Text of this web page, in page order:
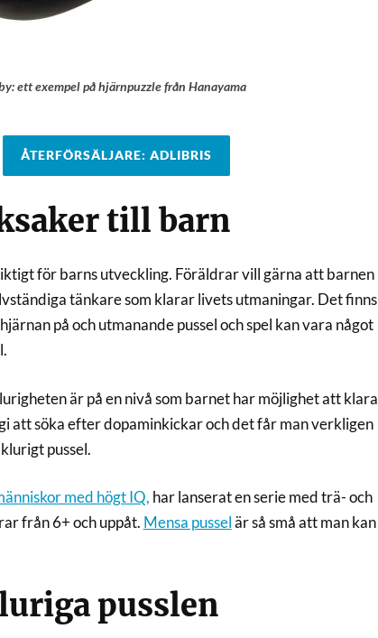
ett exempel på hjärnpuzzle från Hanayama
ÅTERFÖRSÄLJARE: ADLIBRIS
till barn
för barns utveckling. Föräldrar vill gärna att barnen
tänkare som klarar livets utmaningar. Det finns
på och utmanande pussel och spel kan vara något
är på en nivå som barnet har möjlighet att klara
att söka efter dopaminkickar och det får man verkligen
pussel.
med högt IQ, har lanserat en serie med trä- och
från 6+ och uppåt. Mensa pusselär så små att man kan
pusslen